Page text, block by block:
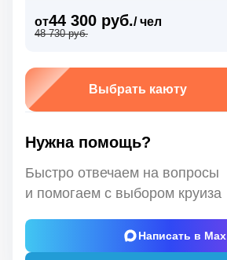
от44 300 руб./ чел
48 730 руб.
Выбрать каюту
Нужна помощь?
Быстро отвечаем на вопросы
и помогаем с выбором круиза
Написать в Max